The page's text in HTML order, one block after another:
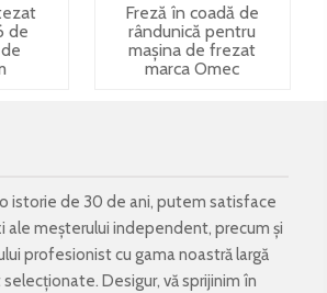
de
Freză în coadă de
rândunică pentru
mașina de frezat
marca Omec
istorie de 30 de ani, putem satisface
ale meșterului independent, precum și
profesionist cu gama noastră largă
Desigur, vă sprijinim în